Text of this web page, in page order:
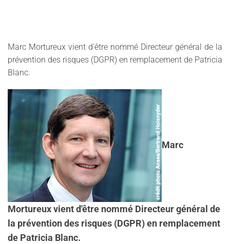
Marc Mortureux vient d'être nommé Directeur général de la
prévention des risques (DGPR) en remplacement de Patricia
Blanc.
Marc
Mortureux vient d'être nommé Directeur général de
la prévention des risques (DGPR) en remplacement
de Patricia Blanc.